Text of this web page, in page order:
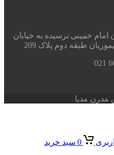
امام خمینی نرسیده به خیابان
طبقه دوم پلاک 209
مدیا
0 سبد خرید